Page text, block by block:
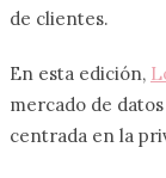
de clientes.
En esta edición,
mercado de
centrada en la